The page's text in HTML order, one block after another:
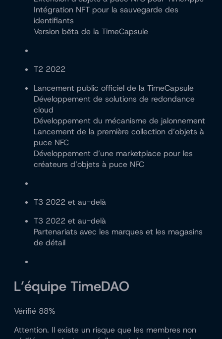
Intégration NFT pour la sauvegarde des
identifiants
Version bêta de la TimeCapsule
T2 2022
Lancement public officiel de la TimeCapsule
Développement de solutions de redondance
cloud
Développement du mécanisme de jalonnement
Lancement de la première collection d’objets à
puce NFC
Développement d’une marketplace pour les
créateurs d’objets à puce NFC
T3 2022 et au-delà
T3 2022 et au-delà
Partenariats avec les marques et les magasins
de détail
L’équipe TimeDAO
Vérifié 88%
Attention. Il existe un risque que les membres non